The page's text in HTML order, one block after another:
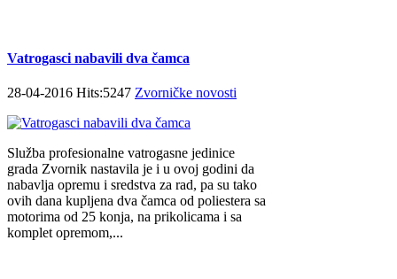
Vatrogasci nabavili dva čamca
28-04-2016 Hits:5247 Zvorničke novosti
Služba profesionalne vatrogasne jedinice
grada Zvornik nastavila je i u ovoj godini da
nabavlja opremu i sredstva za rad, pa su tako
ovih dana kupljena dva čamca od poliestera sa
motorima od 25 konja, na prikolicama i sa
komplet opremom,...